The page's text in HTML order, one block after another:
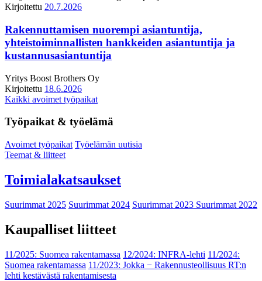
Kirjoitettu 20.7.2026
Rakennuttamisen nuorempi asiantuntija,
yhteistoiminnallisten hankkeiden asiantuntija ja
kustannusasiantuntija
Yritys Boost Brothers Oy
Kirjoitettu 18.6.2026
Kaikki avoimet työpaikat
Työpaikat & työelämä
Avoimet työpaikat Työelämän uutisia
Teemat & liitteet
Toimialakatsaukset
Suurimmat 2025 Suurimmat 2024 Suurimmat 2023 Suurimmat 2022
Kaupalliset liitteet
11/2025: Suomea rakentamassa 12/2024: INFRA-lehti 11/2024:
Suomea rakentamassa 11/2023: Jokka − Rakennusteollisuus RT:n
lehti kestävästä rakentamisesta